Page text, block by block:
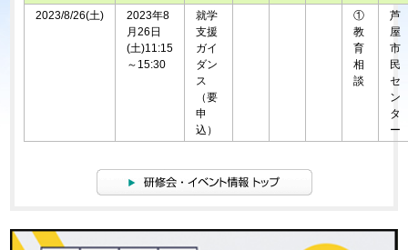
2023/8/26(土)
2023年8
月26日
(土)11:15
～15:30
就学
支援
ガイ
ダン
ス
（要
申
込）
①
教
育
相
談
芦
屋
市
民
セ
ン
タ
ー